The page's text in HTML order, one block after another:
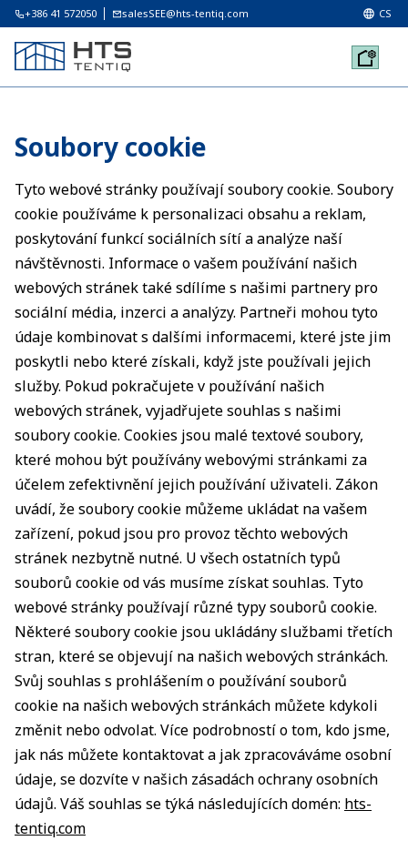
+386 41 572050 salesSEE@hts-tentiq.com CS
Soubory cookie
Tyto webové stránky používají soubory cookie. Soubory
cookie používáme k personalizaci obsahu a reklam,
poskytování funkcí sociálních sítí a analýze naší
návštěvnosti. Informace o vašem používání našich
webových stránek také sdílíme s našimi partnery pro
sociální média, inzerci a analýzy. Partneři mohou tyto
údaje kombinovat s dalšími informacemi, které jste jim
poskytli nebo které získali, když jste používali jejich
služby. Pokud pokračujete v používání našich
webových stránek, vyjadřujete souhlas s našimi
soubory cookie. Cookies jsou malé textové soubory,
které mohou být používány webovými stránkami za
účelem zefektivnění jejich používání uživateli. Zákon
uvádí, že soubory cookie můžeme ukládat na vašem
zařízení, pokud jsou pro provoz těchto webových
stránek nezbytně nutné. U všech ostatních typů
souborů cookie od vás musíme získat souhlas. Tyto
webové stránky používají různé typy souborů cookie.
Některé soubory cookie jsou ukládány službami třetích
stran, které se objevují na našich webových stránkách.
Svůj souhlas s prohlášením o používání souborů
cookie na našich webových stránkách můžete kdykoli
změnit nebo odvolat. Více podrobností o tom, kdo jsme,
jak nás můžete kontaktovat a jak zpracováváme osobní
údaje, se dozvíte v našich zásadách ochrany osobních
údajů. Váš souhlas se týká následujících domén: hts-
tentiq.com